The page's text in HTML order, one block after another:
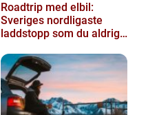
Roadtrip med elbil:
Sveriges nordligaste
laddstopp som du aldrig